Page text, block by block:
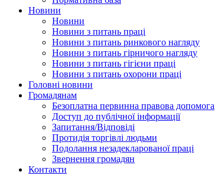
Новини
Новини
Новини з питань праці
Новини з питань ринкового нагляду
Новини з питань гірничого нагляду
Новини з питань гігієни праці
Новини з питань охорони праці
Головні новини
Громадянам
Безоплатна первинна правова допомога
Доступ до публічної інформації
Запитання/Відповіді
Протидія торгівлі людьми
Подолання незадекларованої праці
Звернення громадян
Контакти